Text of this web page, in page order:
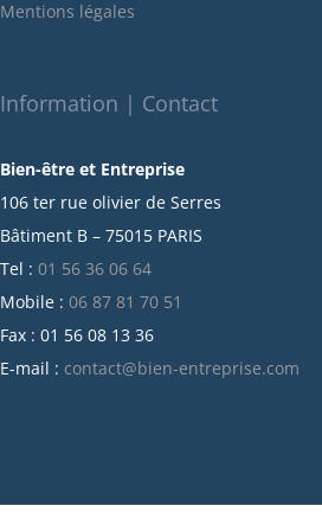
décembre 2021
octobre 2021
juillet 2021
juin 2021
mai 2021
avril 2021
mars 2021
février 2021
janvier 2021
Mentions légales
Information | Contact
Bien-être et Entreprise
106 ter rue olivier de Serres
Bâtiment B – 75015 PARIS
Tel : 01 56 36 06 64
Mobile : 06 87 81 70 51
Fax : 01 56 08 13 36
E-mail : contact@bien-entreprise.com